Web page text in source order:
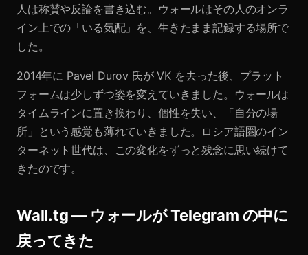
人は称賛や反論を書き込む。ウォールはその人のオンラ
イン上での「いる気配」を、生きたまま記録する場所で
した。
2014年に Pavel Durov 氏が VK を去った後、プラット
フォームは少しずつ姿を変えていきました。ウォールは
タイムラインに置き換わり、個性を失い、「自分の場
所」という感覚も薄れていきました。ロシア語圏のイン
ターネット世代は、この変化をずっと残念に思い続けて
きたのです。
Wall.tg — ウォールが Telegram の中に
戻ってきた